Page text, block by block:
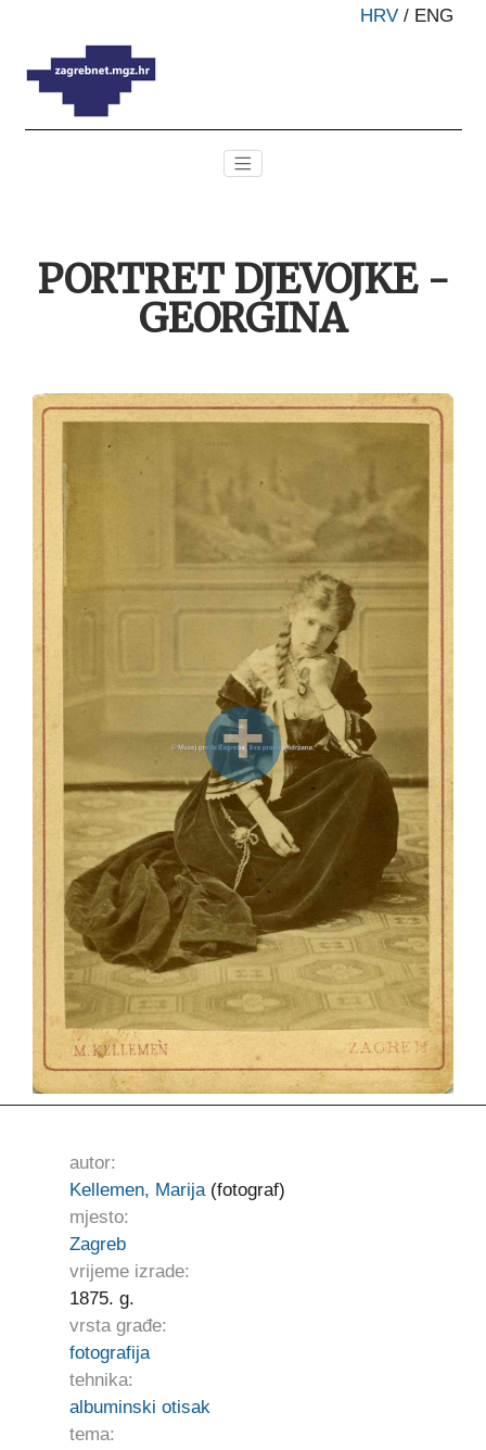
HRV / ENG
PORTRET DJEVOJKE -
GEORGINA
autor:
Kellemen, Marija(fotograf)
mjesto:
Zagreb
vrijeme izrade:
1875. g.
vrsta građe:
fotografija
tehnika:
albuminski otisak
tema: